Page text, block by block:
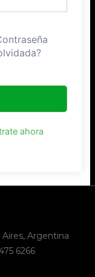
ahora
Aires, Argentina
6266